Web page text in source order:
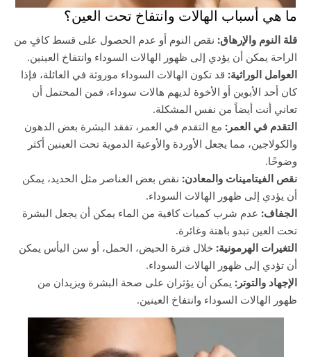
ما هي أسباب الهالات وانتفاخ تحت العين؟
قلة النوم والإرهاق: نقص النوم أو عدم الحصول على قسط كافٍ من
الراحة يمكن أن يؤدي إلى ظهور الهالات السوداء وانتفاخ العينين.
العوامل الوراثية: قد تكون الهالات السوداء موروثة في العائلة، فإذا
كان أحد الأبوين أو الأخوة لديهم هالات سوداء، فمن المحتمل أن
تعاني أنت أيضاً من نفس المشكلة.
التقدم في العمر: مع التقدم في العمر، تفقد البشرة بعض الدهون
والكولاجين، مما يجعل الأوردة والأوعية الدموية تحت العينين أكثر
وضوحًا.
نقص الفيتامينات والمعادن: نقص بعض العناصر مثل الحديد، يمكن
أن يؤدي إلى ظهور الهالات السوداء.
الجفاف: عدم شرب كميات كافية من الماء يمكن أن يجعل البشرة
تحت العين تبدو باهتة وغائرة.
التغيرات الهرمونية: خلال فترة الحيض، الحمل، أو سن اليأس يمكن
أن تؤدي إلى ظهور الهالات السوداء.
الإجهاد والتوتر: يمكن أن يؤثران على صحة البشرة ويزيدان من
ظهور الهالات السوداء وانتفاخ العينين.